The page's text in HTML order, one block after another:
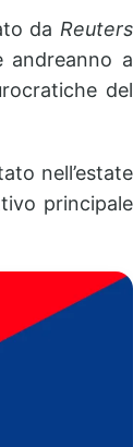
da Reuters
andreanno a
del
nell’estate
principale